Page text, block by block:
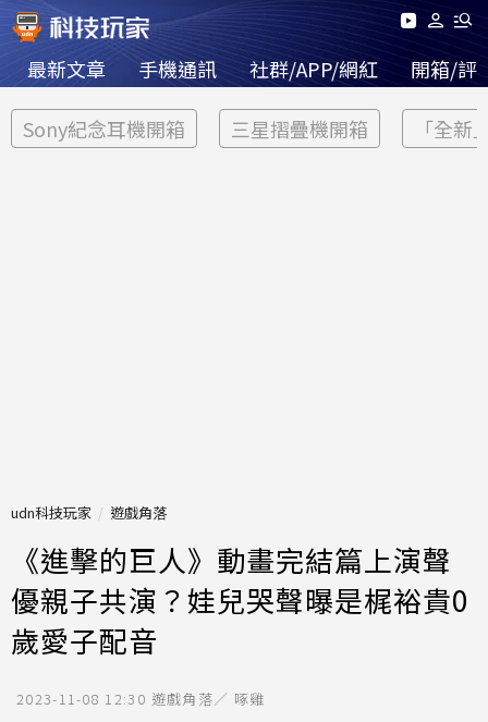
最新文章 手機通訊 社群/APP/網紅 開箱/評
Sony紀念耳機開箱 三星摺疊機開箱 「全新
udn科技玩家 遊戲角落
《進擊的巨人》動畫完結篇上演聲
優親子共演？娃兒哭聲曝是梶裕貴0
歲愛子配音
2023-11-08 12:30 遊戲角落／ 啄雞